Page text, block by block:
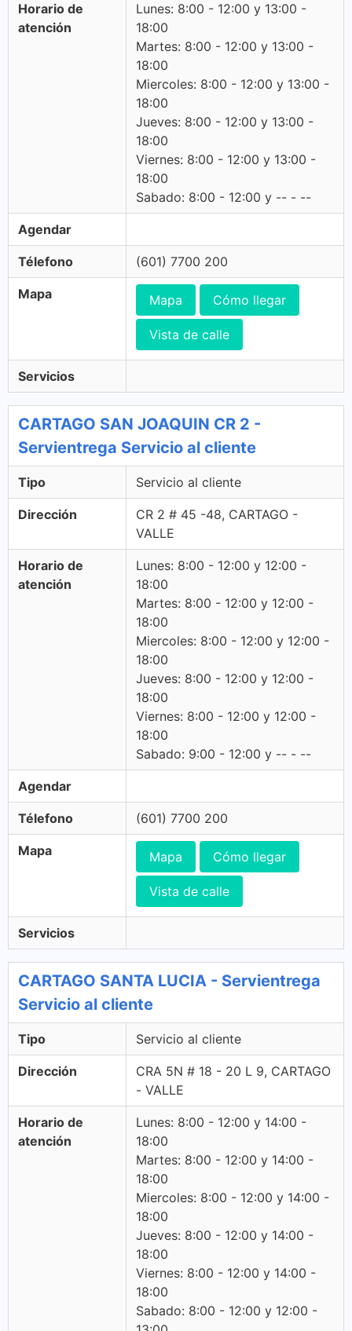
Horario de
atención
Lunes: 8:00 - 12:00 y 13:00 -
18:00
Martes: 8:00 - 12:00 y 13:00 -
18:00
Miercoles: 8:00 - 12:00 y 13:00 -
18:00
Jueves: 8:00 - 12:00 y 13:00 -
18:00
Viernes: 8:00 - 12:00 y 13:00 -
18:00
Sabado: 8:00 - 12:00 y -- - --
Agendar
Télefono (601) 7700 200
Mapa Mapa Cómo llegar
Vista de calle
Servicios
CARTAGO SAN JOAQUIN CR 2 -
Servientrega Servicio al cliente
Tipo Servicio al cliente
Dirección
CR 2 # 45 -48, CARTAGO -
VALLE
Horario de
atención
Lunes: 8:00 - 12:00 y 12:00 -
18:00
Martes: 8:00 - 12:00 y 12:00 -
18:00
Miercoles: 8:00 - 12:00 y 12:00 -
18:00
Jueves: 8:00 - 12:00 y 12:00 -
18:00
Viernes: 8:00 - 12:00 y 12:00 -
18:00
Sabado: 9:00 - 12:00 y -- - --
Agendar
Télefono (601) 7700 200
Mapa Mapa Cómo llegar
Vista de calle
Servicios
CARTAGO SANTA LUCIA - Servientrega
Servicio al cliente
Tipo Servicio al cliente
Dirección
CRA 5N # 18 - 20 L 9, CARTAGO
- VALLE
Horario de
atención
Lunes: 8:00 - 12:00 y 14:00 -
18:00
Martes: 8:00 - 12:00 y 14:00 -
18:00
Miercoles: 8:00 - 12:00 y 14:00 -
18:00
Jueves: 8:00 - 12:00 y 14:00 -
18:00
Viernes: 8:00 - 12:00 y 14:00 -
18:00
Sabado: 8:00 - 12:00 y 12:00 -